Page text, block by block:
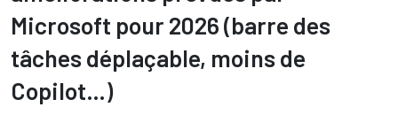
Microsoft pour 2026 (barre des
tâches déplaçable, moins de
Copilot…)